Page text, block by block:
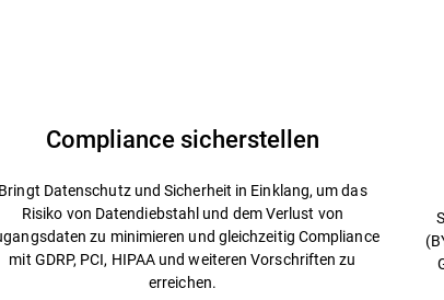
Compliance sicherstellen
Bringt Datenschutz und Sicherheit in Einklang, um das
Risiko von Datendiebstahl und dem Verlust von
zu minimieren und gleichzeitig Compliance
mit GDRP, PCI, HIPAA und weiteren Vorschriften zu
erreichen.